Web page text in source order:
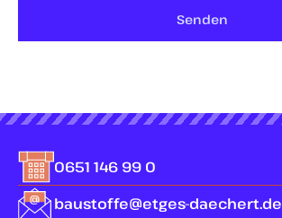
Senden
0651 146 99 0
baustoffe@etges-daechert.de